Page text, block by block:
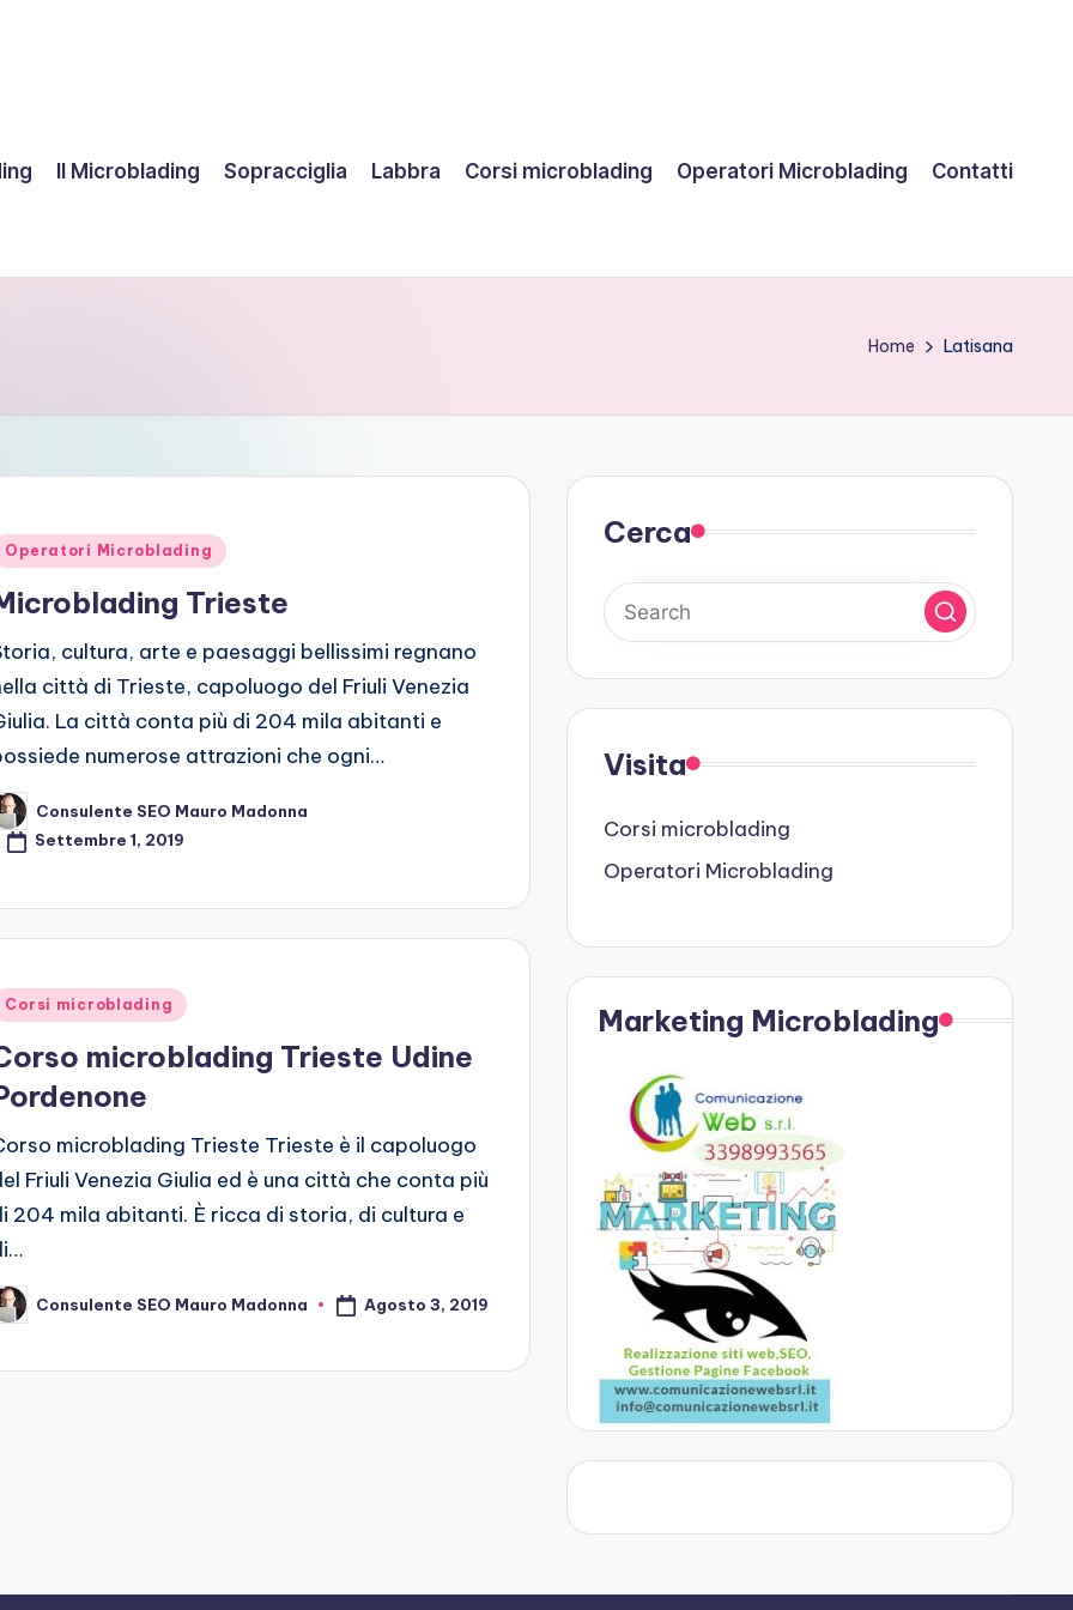
Il Microblading Sopracciglia Labbra Corsi microblading Operatori Microblading Contatti
Home Latisana
Operatori Microblading
Trieste
cultura, arte e paesaggi bellissimi regnano
città di Trieste, capoluogo del Friuli Venezia
La città conta più di 204 mila abitanti e
numerose attrazioni che ogni…
Consulente SEO Mauro Madonna
Settembre 1, 2019
Corsi microblading
microblading Trieste Udine
microblading Trieste Trieste è il capoluogo
Friuli Venezia Giulia ed è una città che conta più
204 mila abitanti. È ricca di storia, di cultura e
Consulente SEO Mauro Madonna Agosto 3, 2019
Cerca
Visita
Corsi microblading
Operatori Microblading
Marketing Microblading